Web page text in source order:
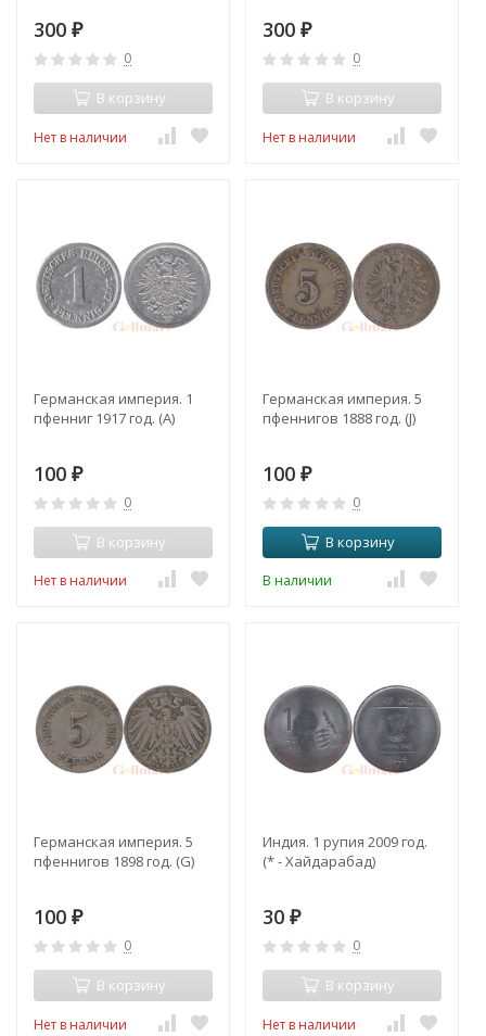
300 ₽
0
В корзину
Нет в наличии
300 ₽
0
В корзину
Нет в наличии
Германская империя. 1
пфенниг 1917 год. (A)
100 ₽
0
В корзину
Нет в наличии
Германская империя. 5
пфеннигов 1888 год. (J)
100 ₽
0
В корзину
В наличии
Германская империя. 5
пфеннигов 1898 год. (G)
100 ₽
0
В корзину
Нет в наличии
Индия. 1 рупия 2009 год.
(* - Хайдарабад)
30 ₽
0
В корзину
Нет в наличии